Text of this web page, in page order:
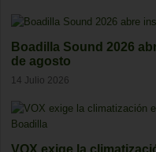
Boadilla Sound 2026
de agosto
14 Julio 2026
VOX exige la